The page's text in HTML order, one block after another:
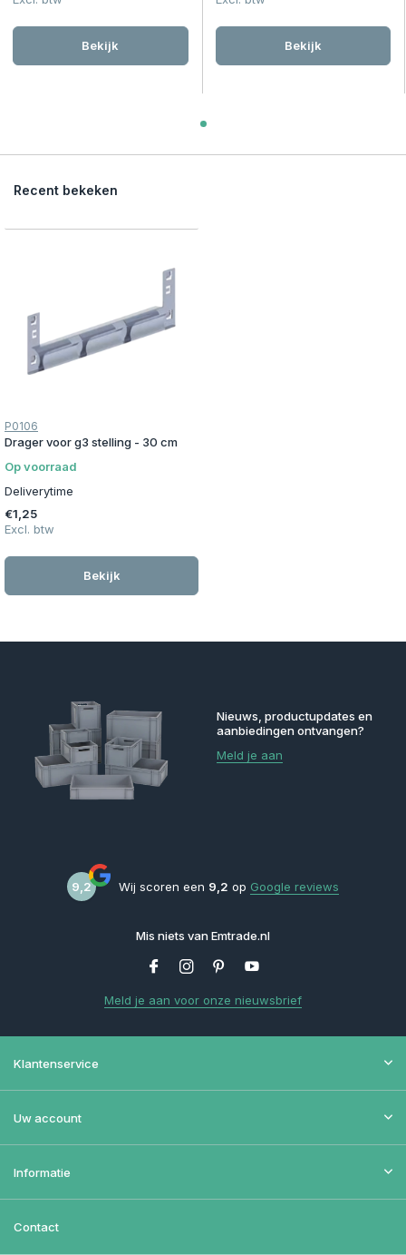
Bekijk Bekijk
Recent bekeken
P0106
Drager voor g3 stelling - 30 cm
Op voorraad
Deliverytime
€1,25
Excl. btw
Bekijk
Nieuws, productupdates en
aanbiedingen ontvangen?
Meld je aan
9,2 Wij scoren een 9,2 op Google reviews
Mis niets van Emtrade.nl
Meld je aan voor onze nieuwsbrief
Klantenservice
Uw account
Informatie
Contact